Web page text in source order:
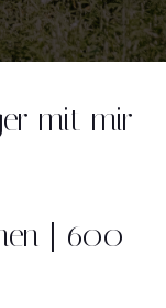
mit mir
| 600